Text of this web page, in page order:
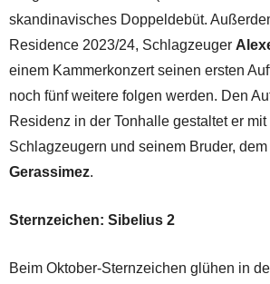
skandinavisches Doppeldebüt.
Residence 2023/24, Schlagzeuger
einem Kammerkonzert seinen ersten
noch fünf weitere folgen werden. Den
Residenz in der Tonhalle gestaltet er
Schlagzeugern und seinem Bruder,
Gerassimez.
Sternzeichen: Sibelius 2
Beim Oktober-Sternzeichen glühen in